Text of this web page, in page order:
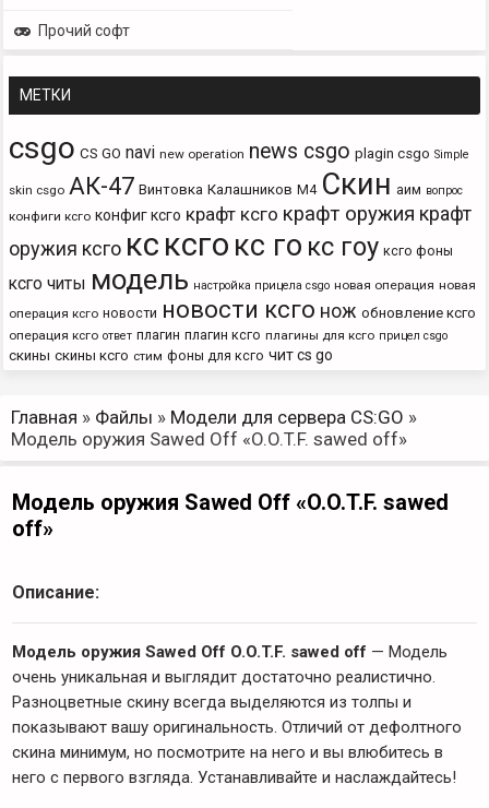
Прочий софт
МЕТКИ
csgo CS GO navi new operation news csgo plagin csgo Simple
skin csgo АК-47 Винтовка Калашников М4 Скин аим вопрос
конфиги ксго конфиг ксго крафт ксго крафт оружия крафт
оружия ксго кс ксго кс го кс гоу ксго фоны
ксго читы модель настройка прицела csgo новая операция новая
операция ксго новости новости ксго нож обновление ксго
операция ксго ответ плагин плагин ксго плагины для ксго прицел csgo
скины скины ксго стим фоны для ксго чит cs go
Главная » Файлы » Модели для сервера CS:GO »
Модель оружия Sawed Off «O.O.T.F. sawed off»
Модель оружия Sawed Off «O.O.T.F. sawed
off»
Описание:
Модель оружия Sawed Off O.O.T.F. sawed off — Модель
очень уникальная и выглядит достаточно реалистично.
Разноцветные скину всегда выделяются из толпы и
показывают вашу оригинальность. Отличий от дефолтного
скина минимум, но посмотрите на него и вы влюбитесь в
него с первого взгляда. Устанавливайте и наслаждайтесь!